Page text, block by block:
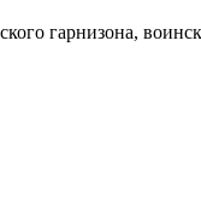
гарнизона,